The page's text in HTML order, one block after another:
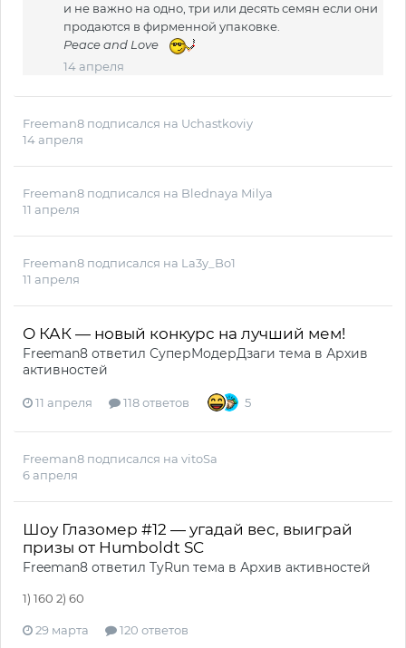
и не важно на одно, три или десять семян если они
продаются в фирменной упаковке.
Peace and Love
14 апреля
Freeman8 подписался на Uchastkoviy
14 апреля
Freeman8 подписался на Blednaya Milya
11 апреля
Freeman8 подписался на La3y_Bo1
11 апреля
О КАК — новый конкурс на лучший мем!
Freeman8 ответил СуперМодерДзаги тема в Архив
активностей
11 апреля 118 ответов 5
Freeman8 подписался на vitoSa
6 апреля
Шоу Глазомер #12 — угадай вес, выиграй
призы от Humboldt SC
Freeman8 ответил TyRun тема в Архив активностей
1) 160 2) 60
29 марта 120 ответов